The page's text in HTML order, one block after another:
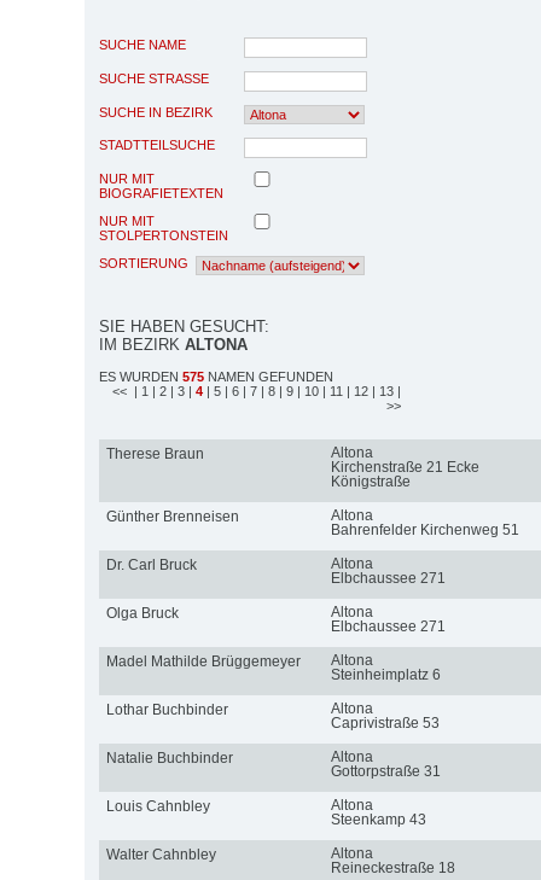
SUCHE NAME
SUCHE STRASSE
SUCHE IN BEZIRK
STADTTEILSUCHE
NUR MIT
BIOGRAFIETEXTEN
NUR MIT
STOLPERTONSTEIN
SORTIERUNG
SIE HABEN GESUCHT:
IM BEZIRK ALTONA
ES WURDEN 575 NAMEN GEFUNDEN
<< | 1 | 2 | 3 | 4 | 5 | 6 | 7 | 8 | 9 | 10 | 11 | 12 | 13 |
>>
Therese Braun
Altona
Kirchenstraße 21 Ecke
Königstraße
Günther Brenneisen
Altona
Bahrenfelder Kirchenweg 51
Dr. Carl Bruck
Altona
Elbchaussee 271
Olga Bruck
Altona
Elbchaussee 271
Madel Mathilde Brüggemeyer
Altona
Steinheimplatz 6
Lothar Buchbinder
Altona
Caprivistraße 53
Natalie Buchbinder
Altona
Gottorpstraße 31
Louis Cahnbley
Altona
Steenkamp 43
Walter Cahnbley
Altona
Reineckestraße 18